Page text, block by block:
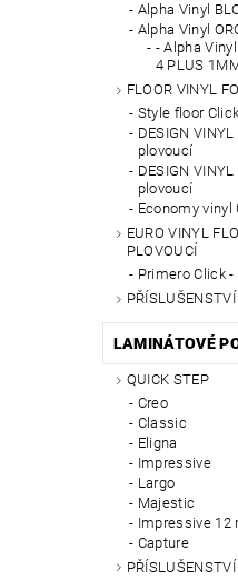
Alpha Vinyl
Alpha Vinyl
- Alpha
4 PLUS
FLOOR VINYL
Style floor
DESIGN
plovoucí
DESIGN VINYL
plovoucí
Economy vinyl
EURO VINYL
PLOVOUCÍ
Primero Click
PŘÍSLUŠENSTVÍ
LAMINÁTOVÉ
QUICK STEP
Creo
Classic
Eligna
Impressive
Largo
Majestic
Impressive 12
Capture
PŘÍSLUŠENSTVÍ